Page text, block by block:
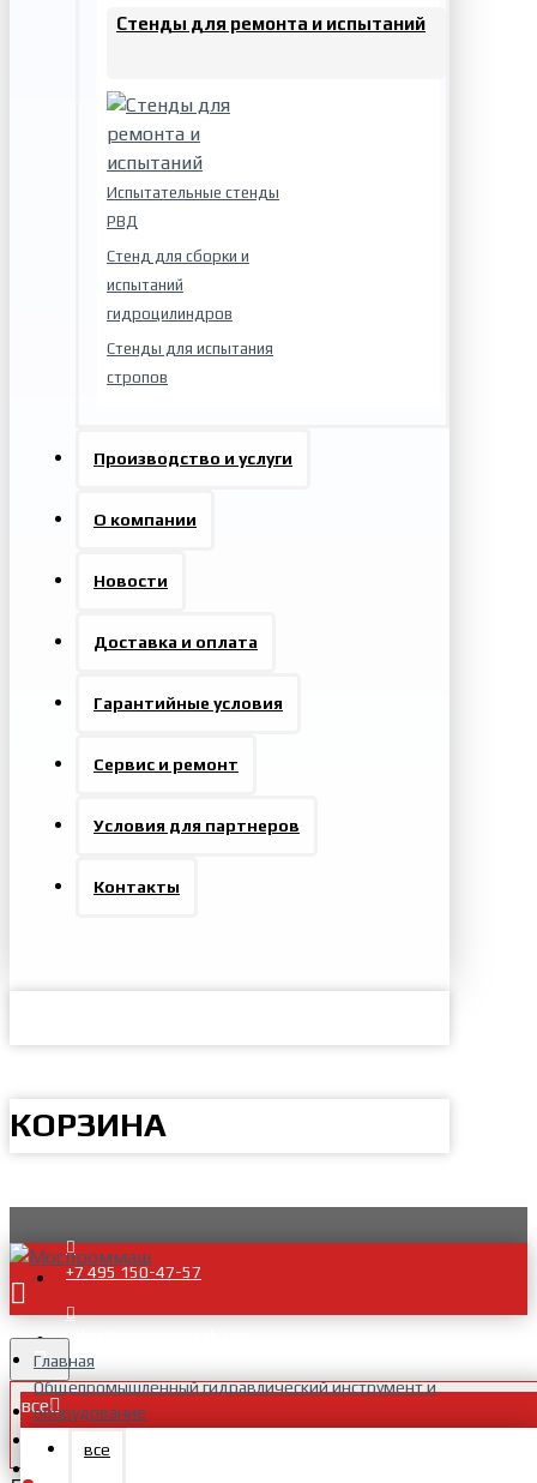
Стенды для ремонта и испытаний
Испытательные стенды
РВД
Стенд для сборки и
испытаний
гидроцилиндров
Стенды для испытания
стропов
Производство и услуги
О компании
Новости
Доставка и оплата
Гарантийные условия
Сервис и ремонт
Условия для партнеров
Контакты
КОРЗИНА
+7 495 150-47-57
zakaz@mosprommash.com
все
все
Главная
Общепромышленный гидравлический инструмент и
оборудование